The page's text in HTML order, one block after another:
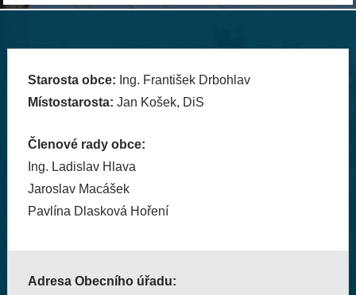
Starosta obce: Ing. František Drbohlav
Místostarosta: Jan Košek, DiS
Členové rady obce:
Ing. Ladislav Hlava
Jaroslav Macášek
Pavlína Dlasková Hoření
Adresa Obecního úřadu: